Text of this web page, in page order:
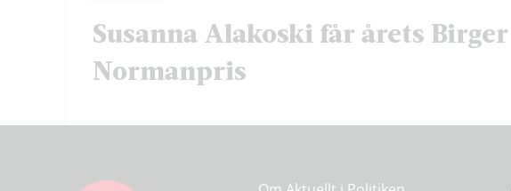
Susanna Alakoski får årets Birger
Normanpris